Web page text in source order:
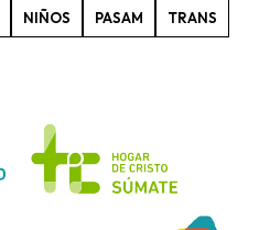
NIÑOS PASAM TRANS